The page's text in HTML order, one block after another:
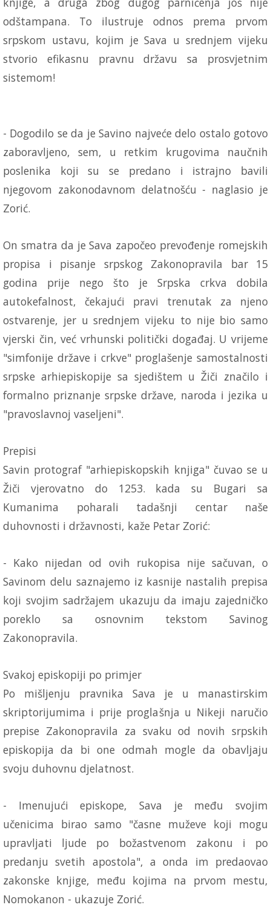
odštampana. To ilustruje odnos prema prvom
srpskom ustavu, kojim je Sava u srednjem vijeku
stvorio efikasnu pravnu državu sa prosvjetnim
sistemom!
- Dogodilo se da je Savino najveće delo ostalo gotovo
zaboravljeno, sem, u retkim krugovima naučnih
poslenika koji su se predano i istrajno bavili
njegovom zakonodavnom delatnošću - naglasio je
Zorić.
On smatra da je Sava započeo prevođenje romejskih
propisa i pisanje srpskog Zakonopravila bar 15
godina prije nego što je Srpska crkva dobila
autokefalnost, čekajući pravi trenutak za njeno
ostvarenje, jer u srednjem vijeku to nije bio samo
vjerski čin, već vrhunski politički događaj. U vrijeme
"simfonije države i crkve" proglašenje samostalnosti
srpske arhiepiskopije sa sjedištem u Žiči značilo i
formalno priznanje srpske države, naroda i jezika u
"pravoslavnoj vaseljeni".
Prepisi
Savin protograf "arhiepiskopskih knjiga" čuvao se u
Žiči vjerovatno do 1253. kada su Bugari sa
Kumanima poharali tadašnji centar naše
duhovnosti i državnosti, kaže Petar Zorić:
- Kako nijedan od ovih rukopisa nije sačuvan, o
Savinom delu saznajemo iz kasnije nastalih prepisa
koji svojim sadržajem ukazuju da imaju zajedničko
poreklo sa osnovnim tekstom Savinog
Zakonopravila.
Svakoj episkopiji po primjer
Po mišljenju pravnika Sava je u manastirskim
skriptorijumima i prije proglašnja u Nikeji naručio
prepise Zakonopravila za svaku od novih srpskih
episkopija da bi one odmah mogle da obavljaju
svoju duhovnu djelatnost.
- Imenujući episkope, Sava je među svojim
učenicima birao samo "časne muževe koji mogu
upravljati ljude po božastvenom zakonu i po
predanju svetih apostola", a onda im predaovao
zakonske knjige, među kojima na prvom mestu,
Nomokanon - ukazuje Zorić.